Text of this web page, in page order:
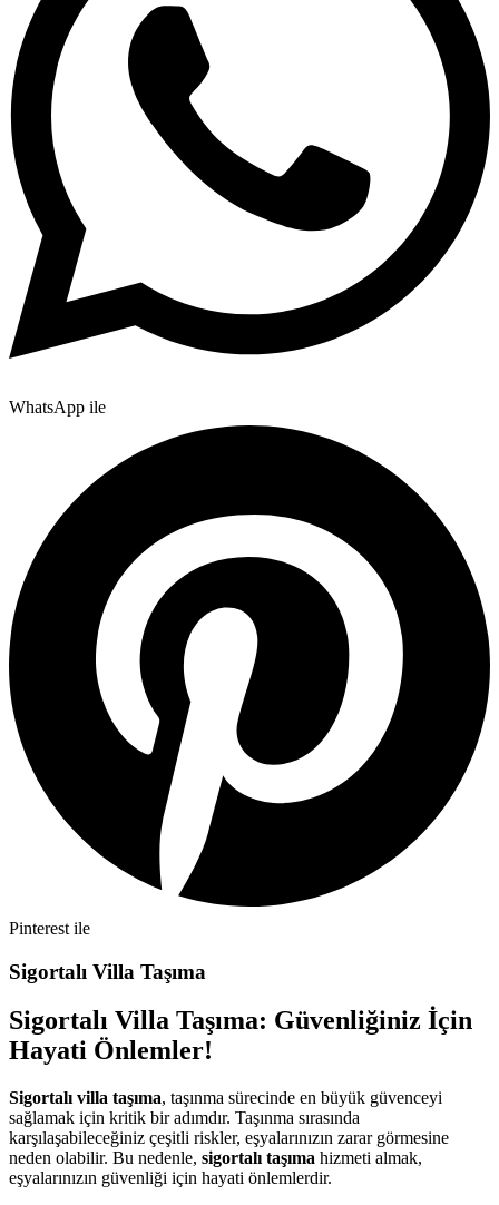
WhatsApp ile
Pinterest ile
Sigortalı Villa Taşıma
Sigortalı Villa Taşıma: Güvenliğiniz İçin
Hayati Önlemler!
Sigortalı villa taşıma, taşınma sürecinde en büyük güvenceyi
sağlamak için kritik bir adımdır. Taşınma sırasında
karşılaşabileceğiniz çeşitli riskler, eşyalarınızın zarar görmesine
neden olabilir. Bu nedenle, sigortalı taşıma hizmeti almak,
eşyalarınızın güvenliği için hayati önlemlerdir.